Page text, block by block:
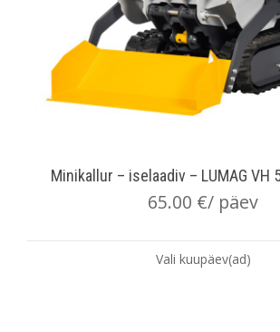
Minikallur – iselaadiv – LUMAG VH
65.00 €/ päev
Vali kuupäev(ad)